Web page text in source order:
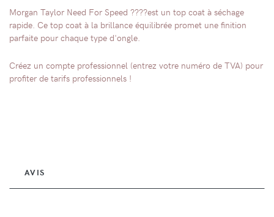
Morgan Taylor Need For Speed ????est un top coat à séchage
rapide. Ce top coat à la brillance équilibrée promet une finition
parfaite pour chaque type d'ongle.
Créez un compte professionnel (entrez votre numéro de TVA) pour
profiter de tarifs professionnels !
AVIS